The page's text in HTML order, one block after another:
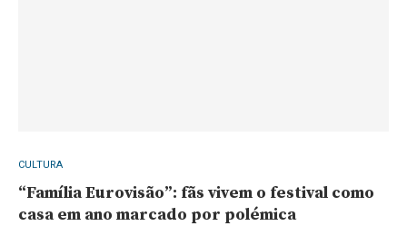
CULTURA
“Família Eurovisão”: fãs vivem o festival como
casa em ano marcado por polémica